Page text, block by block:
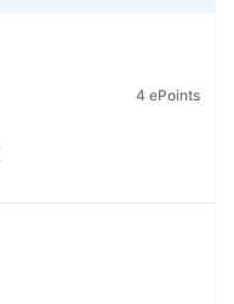
4 ePoints